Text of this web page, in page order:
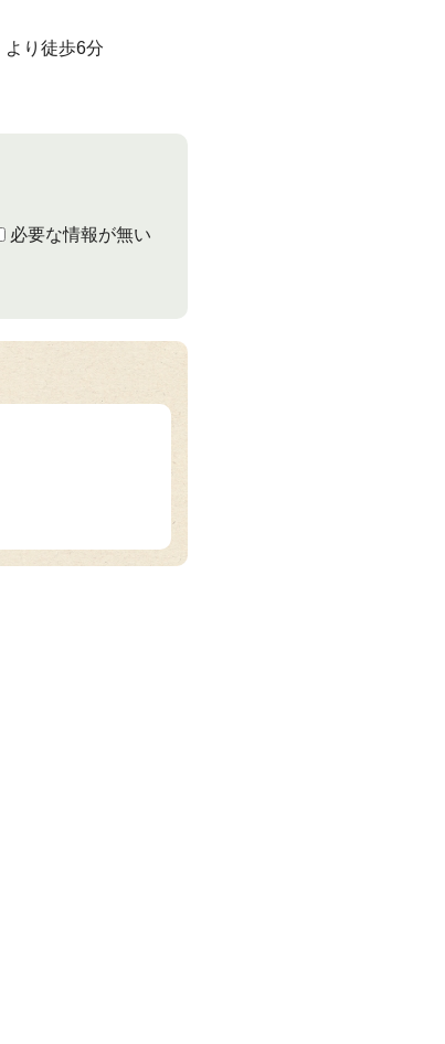
より徒歩6分
必要な情報が無い